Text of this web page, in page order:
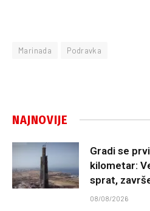
Marinada Podravka
NAJNOVIJE
Gradi se
kilometar:
sprat,
08/08/2026